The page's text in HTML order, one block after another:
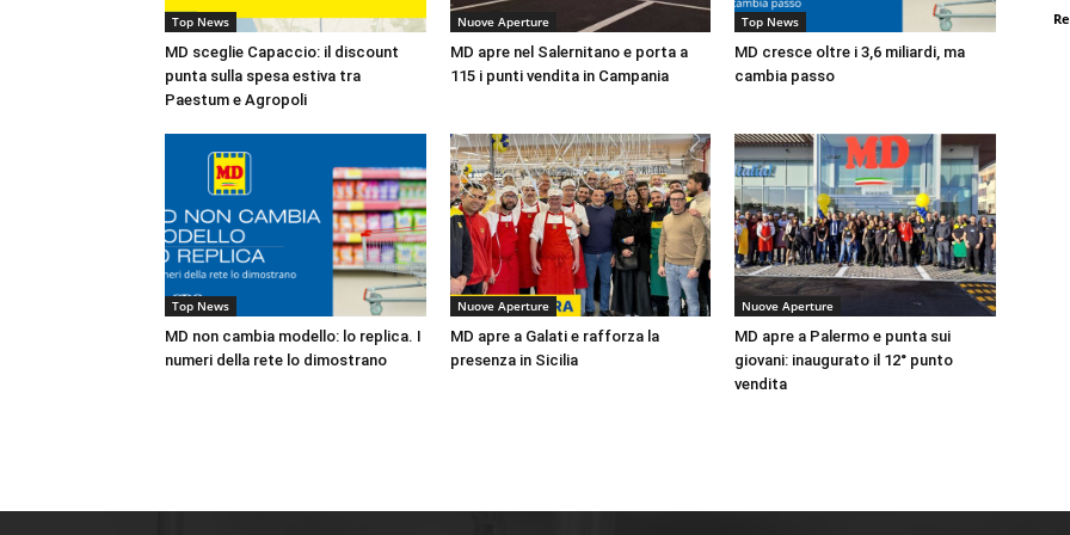
Top News
MD sceglie Capaccio: il discount
punta sulla spesa estiva tra
Paestum e Agropoli
Nuove Aperture
MD apre nel Salernitano e porta a
115 i punti vendita in Campania
Top News
MD cresce oltre i 3,6 miliardi, ma
cambia passo
Top News
MD non cambia modello: lo replica. I
numeri della rete lo dimostrano
Nuove Aperture
MD apre a Galati e rafforza la
presenza in Sicilia
Nuove Aperture
MD apre a Palermo e punta sui
giovani: inaugurato il 12° punto
vendita